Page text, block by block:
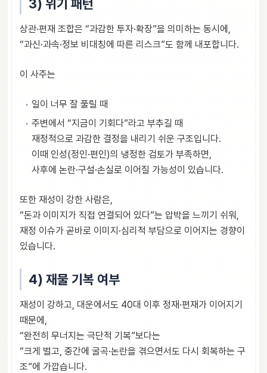
3) 위기 패턴
상관·편재 조합은 “과감한 투자·확장”을 의미하는 동시에,
“과신·과속·정보 비대칭에 따른 리스크”도 함께 내포합니다.
이 사주는
일이 너무 잘 풀릴 때
주변에서 “지금이 기회다”라고 부추길 때
재정적으로 과감한 결정을 내리기 쉬운 구조입니다.
이때 인성(정인·편인)의 냉정한 검토가 부족하면,
사후에 논란·구설·손실로 이어질 가능성이 있습니다.
또한 재성이 강한 사람은,
“돈과 이미지가 직접 연결되어 있다”는 압박을 느끼기 쉬워,
재정 이슈가 곧바로 이미지·심리적 부담으로 이어지는 경향이
있습니다.
4) 재물 기복 여부
재성이 강하고, 대운에서도 40대 이후 정재·편재가 이어지기
때문에,
“완전히 무너지는 극단적 기복”보다는
“크게 벌고, 중간에 굴곡·논란을 겪으면서도 다시 회복하는 구
조”에 가깝습니다.